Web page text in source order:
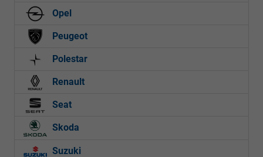
Opel
Peugeot
Polestar
Renault
Seat
Skoda
Suzuki